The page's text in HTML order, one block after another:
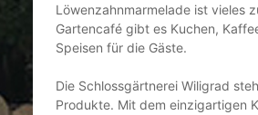
Löwenzahnmarmelade ist vieles
Gartencafé gibt es Kuchen,
Speisen für die Gäste.
Die Schlossgärtnerei Wiligrad
Produkte. Mit dem einzigartigen